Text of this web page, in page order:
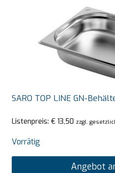
SARO TOP LINE GN-
Listenpreis: € 13,50 zzgl.
Vorrätig
Angebot